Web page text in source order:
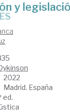
y
2022
Madrid. España
ed.